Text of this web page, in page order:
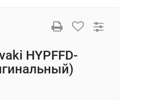
HYPFFD-